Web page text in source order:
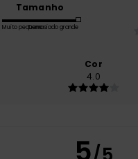
Tamanho
Muito pequenoDemasiado grande
Cor
4.0